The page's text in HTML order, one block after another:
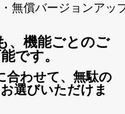
・無償バージョンアッ
、機能ごとのご
です。
合わせて、無駄の
選びいただけま